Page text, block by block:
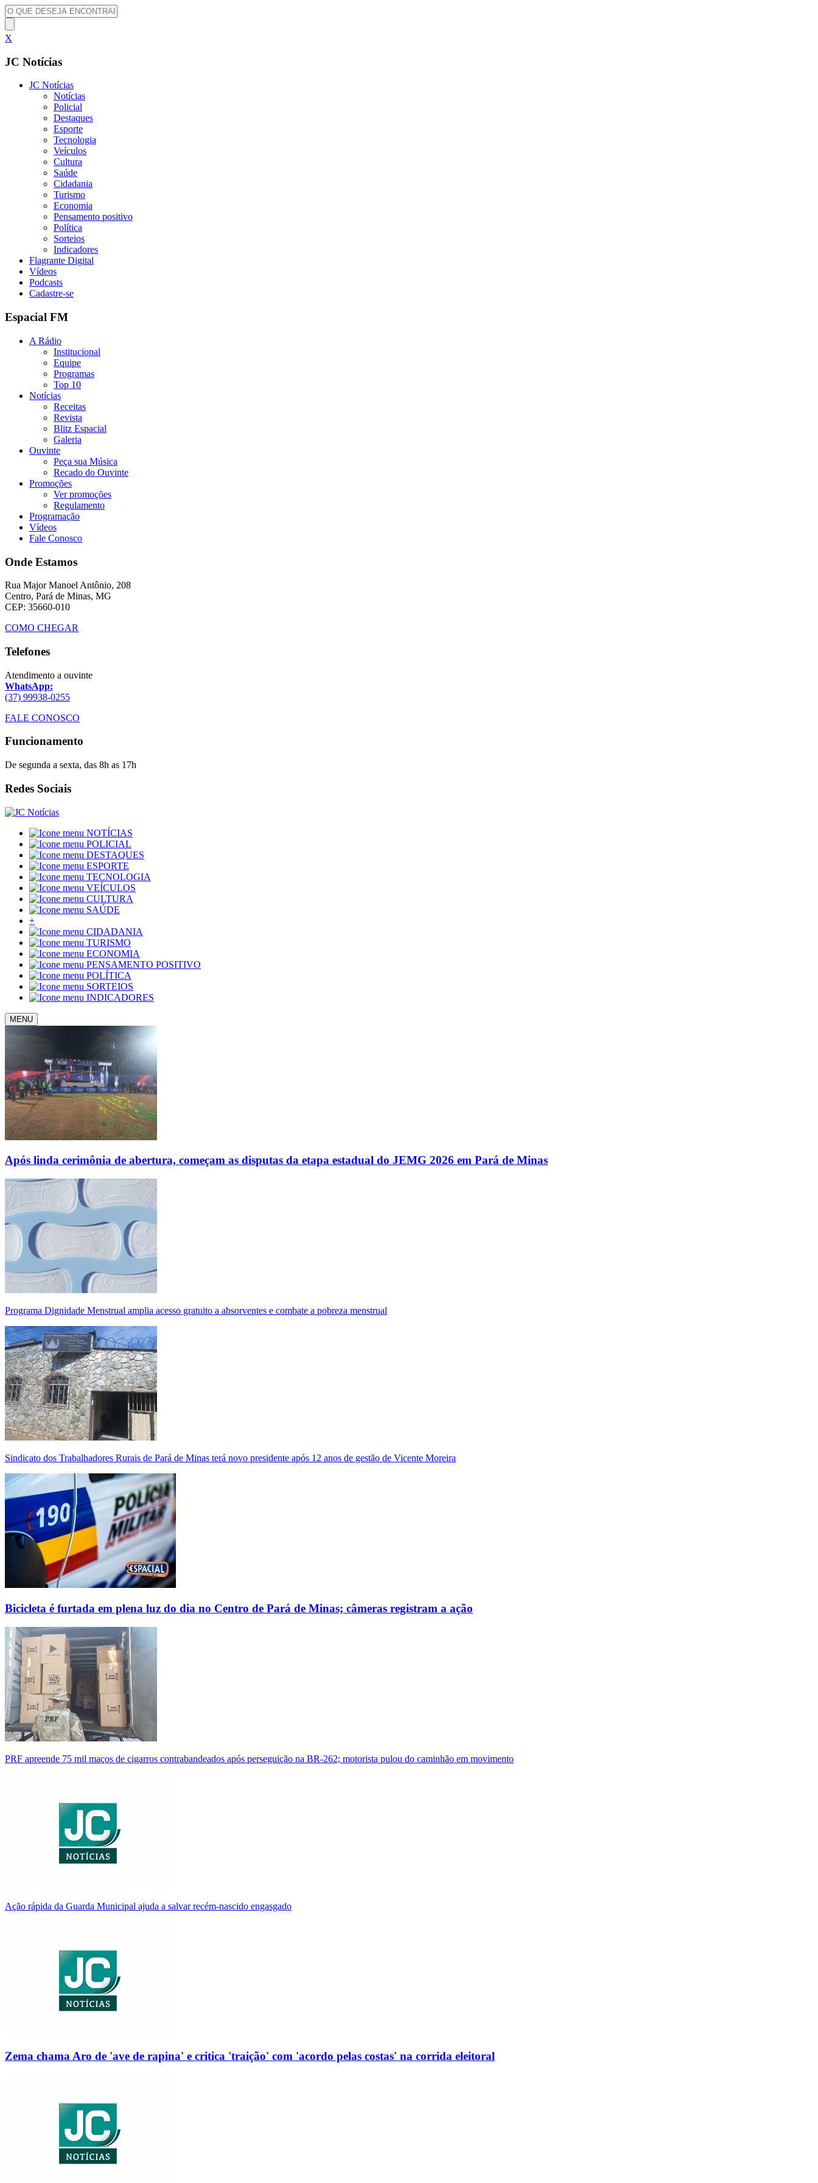
X
JC Notícias
JC Notícias
Notícias
Policial
Destaques
Esporte
Tecnologia
Veículos
Cultura
Saúde
Cidadania
Turismo
Economia
Pensamento positivo
Política
Sorteios
Indicadores
Flagrante Digital
Vídeos
Podcasts
Cadastre-se
Espacial FM
A Rádio
Institucional
Equipe
Programas
Top 10
Notícias
Receitas
Revista
Blitz Espacial
Galeria
Ouvinte
Peça sua Música
Recado do Ouvinte
Promoções
Ver promoções
Regulamento
Programação
Vídeos
Fale Conosco
Onde Estamos
Rua Major Manoel Antônio, 208
Centro, Pará de Minas, MG
CEP: 35660-010
COMO CHEGAR
Telefones
Atendimento a ouvinte
WhatsApp:
(37) 99938-0255
FALE CONOSCO
Funcionamento
De segunda a sexta, das 8h as 17h
Redes Sociais
NOTÍCIAS
POLICIAL
DESTAQUES
ESPORTE
TECNOLOGIA
VEÍCULOS
CULTURA
SAÚDE
+
CIDADANIA
TURISMO
ECONOMIA
PENSAMENTO POSITIVO
POLÍTICA
SORTEIOS
INDICADORES
MENU
Após linda cerimônia de abertura, começam as disputas da etapa estadual do JEMG 2026 em Pará de Minas
Programa Dignidade Menstrual amplia acesso gratuito a absorventes e combate a pobreza menstrual
Sindicato dos Trabalhadores Rurais de Pará de Minas terá novo presidente após 12 anos de gestão de Vicente Moreira
Bicicleta é furtada em plena luz do dia no Centro de Pará de Minas; câmeras registram a ação
PRF apreende 75 mil maços de cigarros contrabandeados após perseguição na BR-262; motorista pulou do caminhão em movimento
Ação rápida da Guarda Municipal ajuda a salvar recém-nascido engasgado
Zema chama Aro de 'ave de rapina' e critica 'traição' com 'acordo pelas costas' na corrida eleitoral